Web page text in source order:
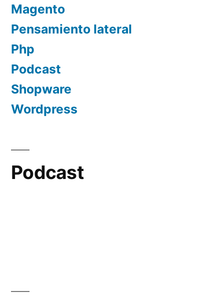
Magento
Pensamiento lateral
Php
Podcast
Shopware
Wordpress
Podcast